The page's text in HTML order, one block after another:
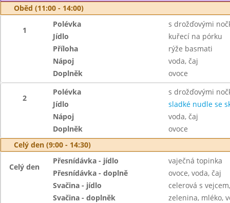
Oběd (11:00 - 14:00)
1
Polévka
s drožďovými
Jídlo
kuřecí na pórku
Příloha
rýže basmati
Nápoj
voda, čaj
Doplněk
ovoce
2
Polévka
s drožďovými
Jídlo
sladké nudle se
Nápoj
voda, čaj
Doplněk
ovoce
Celý den (9:00 - 14:30)
Celý den
Přesnídávka - jídlo
vaječná topinka
Přesnídávka - doplně
ovoce, voda, čaj
Svačina - jídlo
celerová s
Svačina - doplněk
zelenina, mléko,